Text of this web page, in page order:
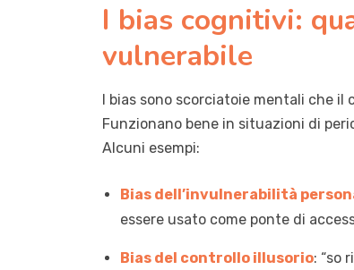
I bias cognitivi:
vulnerabile
I bias sono scorciatoie mentali che
Funzionano bene in situazioni di
Alcuni esempi:
Bias dell’invulnerabilità
essere usato come ponte di
Bias del controllo illusorio: “so